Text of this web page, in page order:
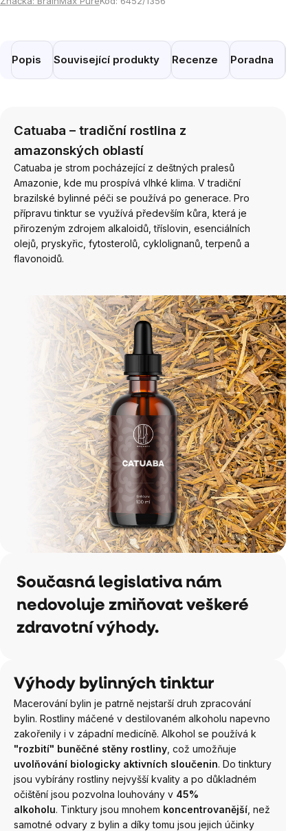
Popis Související produkty Recenze Poradna
Catuaba – tradiční rostlina z
amazonských oblastí
Catuaba je strom pocházející z deštných pralesů
Amazonie, kde mu prospívá vlhké klima. V tradiční
brazilské bylinné péči se používá po generace. Pro
přípravu tinktur se využívá především kůra, která je
přirozeným zdrojem alkaloidů, tříslovin, esenciálních
olejů, pryskyřic, fytosterolů, cyklolignanů, terpenů a
flavonoidů.
Současná legislativa nám
nedovoluje zmiňovat veškeré
zdravotní výhody.
Výhody bylinných tinktur
Macerování bylin je patrně nejstarší druh zpracování
bylin. Rostliny máčené v destilovaném alkoholu napevno
zakořenily i v západní medicíně. Alkohol se používá k
"rozbití" buněčné stěny rostliny , což umožňuje
uvolňování biologicky aktivních sloučenin. Do tinktury
jsou vybírány rostliny nejvyšší kvality a po důkladném
očištění jsou pozvolna louhovány v 45%
alkoholu. Tinktury jsou mnohem koncentrovanější , než
samotné odvary z bylin a díky tomu jsou jejich účinky